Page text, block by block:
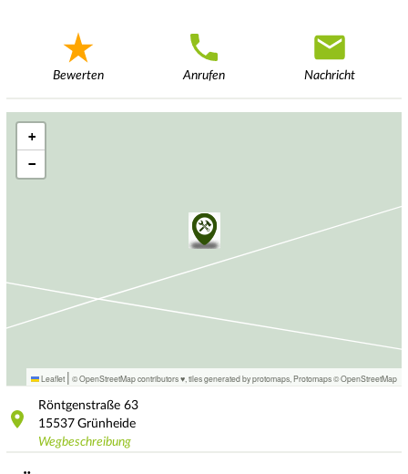
Bewerten Anrufen Nachricht
+
−
Leaflet | © OpenStreetMap contributors ♥, tiles generated by protomaps Protomaps©OpenStreetMap
Röntgenstraße 63
15537 Grünheide
Wegbeschreibung